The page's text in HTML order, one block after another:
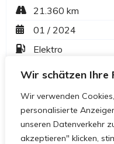
Wir schätzen Ihre
Wir verwenden
personalisierte
unseren Datenverkehr
akzeptieren" klicken,